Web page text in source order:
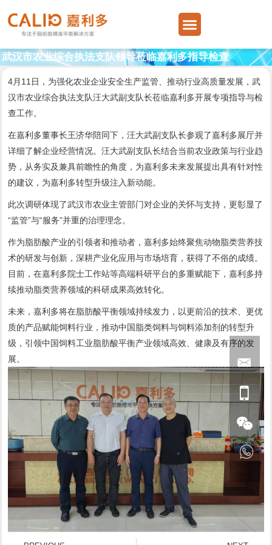
至
容
Menu
武汉市农业综合执法支队领导莅临嘉利多指导检查
4月11日，为强化农业企业安全生产监管、推动行业高质量发展，武
汉市农业综合执法支队汪大武副支队长莅临嘉利多开展专项指导与检
查工作。
在嘉利多董事长王济华陪同下，汪大武副支队长参观了嘉利多展厅并
详细了解企业经营情况。汪大武副支队长结合当前农业政策与行业趋
势，从务实及兼具前瞻性的角度，为嘉利多未来发展提出具有针对性
的建议，为嘉利多转型升级注入新动能。
此次调研体现了武汉市农业主管部门对企业的关怀与支持，更彰显了
“监管”与“服务”并重的治理理念。
作为脂肪酸产业的引领者和推动者，嘉利多始终聚焦动物脂类营养技
术的研发与创新，深耕产业化应用与市场培育，获得了不俗的成绩。
目前，在嘉利多院士工作站等高端科研平台的多重赋能下，嘉利多持
续推动脂类营养领域的科研成果高效转化。
未来，嘉利多将在脂肪酸平衡领域持续发力，以更前沿的技术、更优
质的产品赋能饲料行业，推动中国脂类饲料与饲料添加剂的转型升
级，引领中国饲料工业脂肪酸平衡产业领域高效、健康及有序的发
展。